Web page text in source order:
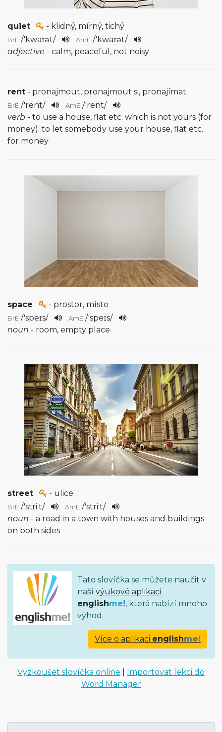
quiet - klidný, mírný, tichý
BrE /'kwaɪət/ AmE /'kwaɪət/
adjective - calm, peaceful, not noisy
rent - pronajmout, pronajmout si, pronajímat
BrE /'rent/ AmE /'rent/
verb - to use a house, flat etc. which is not yours (for
money); to let somebody use your house, flat etc.
for money
space - prostor, místo
BrE /'speɪs/ AmE /'speɪs/
noun - room, empty place
street - ulice
BrE /'stri:t/ AmE /'stri:t/
noun - a road in a town with houses and buildings
on both sides
Tato slovíčka se můžete naučit v
naší výukové aplikaci
englishme!, která nabízí mnoho
výhod.
Více o aplikaci englishme!
Vyzkoušet slovíčka online
Importovat lekci do
Word Manager